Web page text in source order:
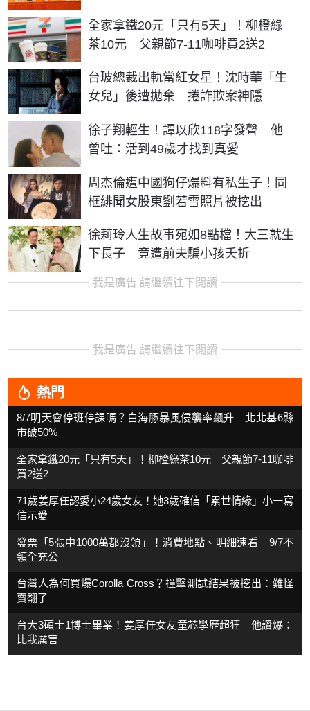
全家拿鐵20元「只有5天」！柳橙綠
茶10元 父親節7-11咖啡買2送2
台玻總裁出軌當紅女星！沈時華「生
女兒」後遭拋棄 捲詐欺案神隱
徐子翔輕生！譚以欣118字發聲 他
曾吐：活到49歲才找到真愛
周杰倫遭中國狗仔爆料有私生子！同
框緋聞女股東劉若雪照片被挖出
徐莉玲人生故事宛如8點檔！大三就生
下長子 竟遭前夫騙小孩夭折
我是廣告 請繼續往下閱讀
我是廣告 請繼續往下閱讀
熱門
8/7明天會停班停課嗎？白海豚暴風侵襲率飆升 北北基6縣
市破50%
全家拿鐵20元「只有5天」！柳橙綠茶10元 父親節7-11咖啡
買2送2
71歲姜厚任認愛小24歲女友！她3歲確信「累世情緣」小一寫
信示愛
發票「5張中1000萬都沒領」！消費地點、明細速看 9/7不
領全充公
台灣人為何買爆Corolla Cross？撞擊測試結果被挖出：難怪
賣翻了
台大3碩士1博士畢業！姜厚任女友童芯學歷超狂 他讚爆：
比我厲害